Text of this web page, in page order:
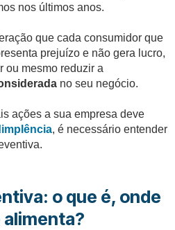
nos últimos anos.
que cada consumidor que
prejuízo e não gera lucro,
ou mesmo reduzir a
no seu negócio.
ações a sua empresa deve
, é necessário entender
o que é, onde
alimenta?